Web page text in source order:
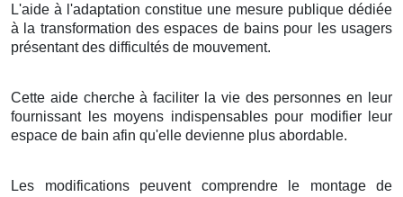
L'aide à l'adaptation constitue une mesure publique dédiée
à la transformation des espaces de bains pour les usagers
présentant des difficultés de mouvement.
Cette aide cherche à faciliter la vie des personnes en leur
fournissant les moyens indispensables pour modifier leur
espace de bain afin qu'elle devienne plus abordable.
Les modifications peuvent comprendre le montage de